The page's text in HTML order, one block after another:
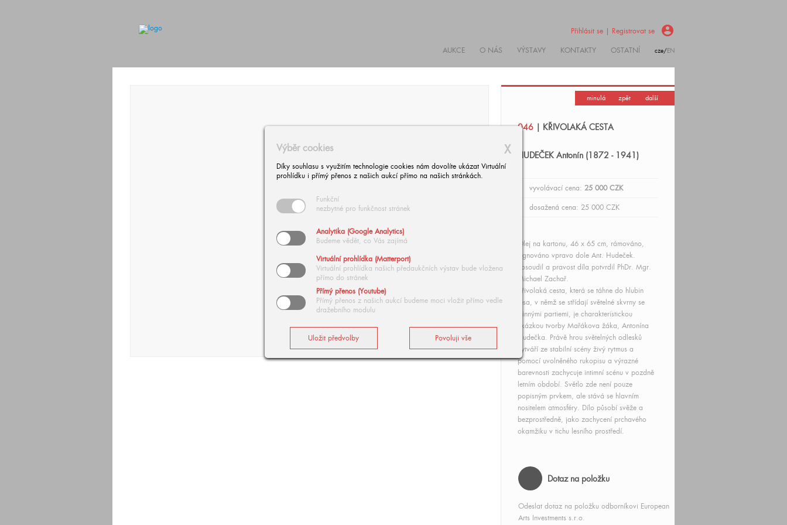
Přihlásit se | Registrovat se account_circle
AUKCE O NÁS VÝSTAVY KONTAKTY OSTATNÍ cze/EN
X
Výběr cookies
Díky souhlasu s využitím technologie cookies nám dovolíte ukázat Virtuální
prohlídku i přímý přenos z našich aukcí přímo na našich stránkách.
Funkční
nezbytné pro funkčnost stránek
Analytika (Google Analytics)
Budeme vědět, co Vás zajímá
Virtuální prohlídka (Matterport)
Virtuální prohlídka našich předaukčních výstav bude vložena
přímo do stránek
Přímý přenos (Youtube)
Přímý přenos z našich aukcí budeme moci vložit přímo vedle
dražebního modulu
minulá zpět další
046 | KŘIVOLAKÁ CESTA
HUDEČEK Antonín (1872 - 1941)
vyvolávací cena:25 000 CZK
dosažená cena: 25 000 CZK
Olej na kartonu, 46 x 65 cm, rámováno,
signováno vpravo dole Ant. Hudeček.
Posoudil a pravost díla potvrdil PhDr. Mgr.
Michael Zachař.
Křivolaká cesta, která se táhne do hlubin
lesa, v němž se střídají světelné skvrny se
stinnými partiemi, je charakteristickou
ukázkou tvorby Mařákova žáka, Antonína
Hudečka. Právě hrou světelných odlesků
vytváří ze stabilní scény živý rytmus a
pomocí uvolněného rukopisu a výrazné
barevnosti zachycuje intimní scénu v pozdně
letním období. Světlo zde není pouze
popisným prvkem, ale stává se hlavním
nositelem atmosféry. Dílo působí svěže a
bezprostředně, jako zachycení prchavého
okamžiku v tichu lesního prostředí.
Dotaz na položku
Odeslat dotaz na položku odborníkovi European
Arts Investments s.r.o.